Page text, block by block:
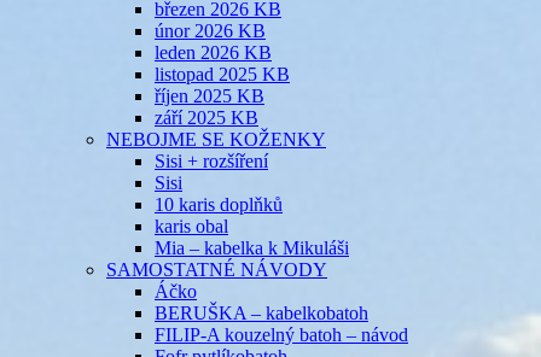
březen 2026 KB
únor 2026 KB
leden 2026 KB
listopad 2025 KB
říjen 2025 KB
září 2025 KB
NEBOJME SE KOŽENKY
Sisi + rozšíření
Sisi
10 karis doplňků
karis obal
Mia – kabelka k Mikuláši
SAMOSTATNÉ NÁVODY
Áčko
BERUŠKA – kabelkobatoh
FILIP-A kouzelný batoh – návod